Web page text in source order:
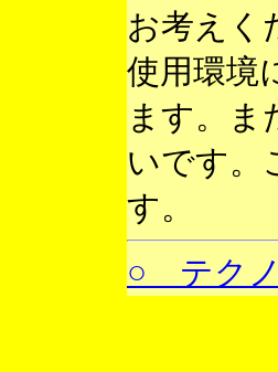
お考えく
使用環境
ます。ま
いです。
す。
○ テクノ